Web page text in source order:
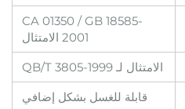
CA 01350 / GB 18585-
2001 الامتثال
الامتثال لـ QB/T 3805-1999
قابلة للغسل بشكل إضافي